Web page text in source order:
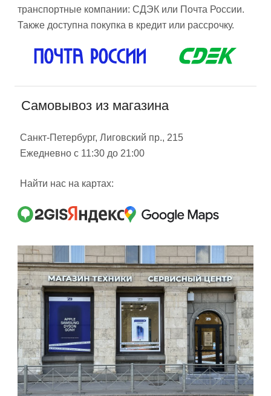
транспортные компании: СДЭК или Почта России.
Также доступна покупка в кредит или рассрочку.
Самовывоз из магазина
Санкт-Петербург, Лиговский пр., 215
Ежедневно с 11:30 до 21:00
Найти нас на картах: